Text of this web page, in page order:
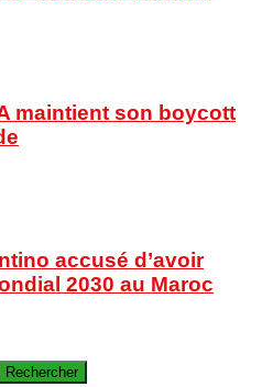
maintient son boycott
accusé d’avoir
2030 au Maroc